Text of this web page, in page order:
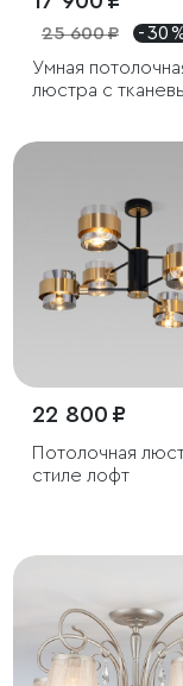
25 600 ₽
- 30
Умная
люстра с
22 800 ₽
Потолочная
стиле лофт